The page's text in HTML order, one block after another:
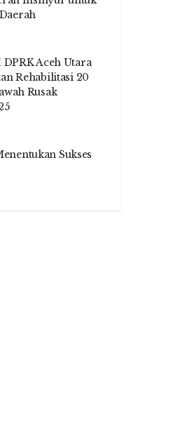
Aceh Utara
Rehabilitasi 20
Rusak
Sukses